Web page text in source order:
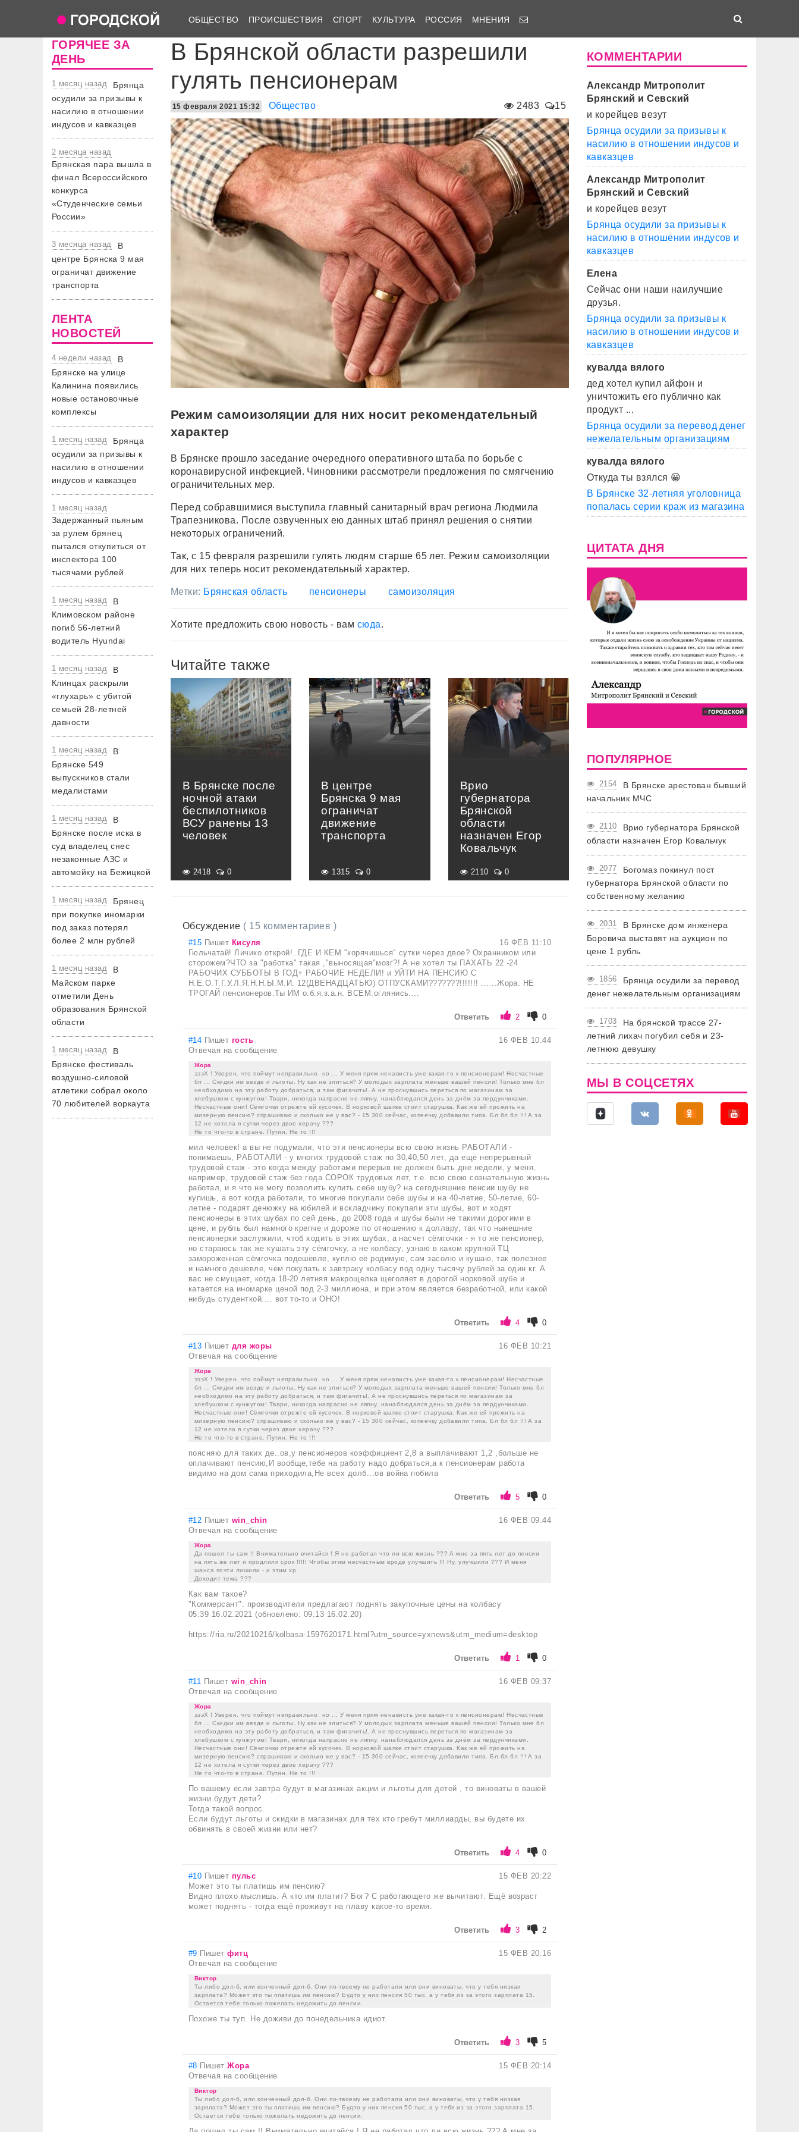
ОБЩЕСТВО ПРОИСШЕСТВИЯ СПОРТ КУЛЬТУРА РОССИЯ МНЕНИЯ
ГОРЯЧЕЕ ЗА
ДЕНЬ
1 месяц назад
Брянца
осудили за призывы к
насилию в отношении
индусов и кавказцев
2 месяца назад
Брянская пара вышла в
финал Всероссийского
конкурса
«Студенческие семьи
России»
3 месяца назад
В
центре Брянска 9 мая
ограничат движение
транспорта
ЛЕНТА
НОВОСТЕЙ
4 недели назад
В
Брянске на улице
Калинина появились
новые остановочные
комплексы
1 месяц назад
Брянца
осудили за призывы к
насилию в отношении
индусов и кавказцев
1 месяц назад
Задержанный пьяным
за рулем брянец
пытался откупиться от
инспектора 100
тысячами рублей
1 месяц назад
В
Климовском районе
погиб 56-летний
водитель Hyundai
1 месяц назад
В
Клинцах раскрыли
«глухарь» с убитой
семьей 28-летней
давности
1 месяц назад
В
Брянске 549
выпускников стали
медалистами
1 месяц назад
В
Брянске после иска в
суд владелец снес
незаконные АЗС и
автомойку на Бежицкой
1 месяц назад
Брянец
при покупке иномарки
под заказ потерял
более 2 млн рублей
1 месяц назад
В
Майском парке
отметили День
образования Брянской
области
1 месяц назад
В
Брянске фестиваль
воздушно-силовой
атлетики собрал около
70 любителей воркаута
В Брянской области разрешили
гулять пенсионерам
2483 15
15 февраля 2021 15:32 Общество
Режим самоизоляции для них носит рекомендательный
характер
В Брянске прошло заседание очередного оперативного штаба по борьбе с
коронавирусной инфекцией. Чиновники рассмотрели предложения по смягчению
ограничительных мер.
Перед собравшимися выступила главный санитарный врач региона Людмила
Трапезникова. После озвученных ею данных штаб принял решения о снятии
некоторых ограничений.
Так, с 15 февраля разрешили гулять людям старше 65 лет. Режим самоизоляции
для них теперь носит рекомендательный характер.
Метки: Брянская область пенсионеры самоизоляция
Хотите предложить свою новость - вам сюда.
Читайте также
В Брянске после
ночной атаки
беспилотников
ВСУ ранены 13
человек
2418 0
В центре
Брянска 9 мая
ограничат
движение
транспорта
1315 0
Врио
губернатора
Брянской
области
назначен Егор
Ковальчук
2110 0
Обсуждение ( 15 комментариев )
#15 Пишет Кисуля
16 ФЕВ 11:10
Гюльчатай! Личико открой!..ГДЕ И КЕМ "корячишься" сутки через двое? Охранником или
сторожем?ЧТО за "работка" такая ,"выносящая"мозг?! А не хотел ты ПАХАТЬ 22 -24
РАБОЧИХ СУББОТЫ В ГОД+ РАБОЧИЕ НЕДЕЛИ! и УЙТИ НА ПЕНСИЮ С
Н.Е.О.Т.Г.У.Л.Я.Н.Н.Ы.М.И. 12(ДВЕНАДЦАТЬЮ) ОТПУСКАМИ???????!!!!!!! ......Жора. НЕ
ТРОГАЙ пенсионеров.Ты ИМ о.б.я.з.а.н. ВСЕМ:оглянись....
Ответить 2 0
#14 Пишет гость
16 ФЕВ 10:44
Отвечая на сообщение
Жора
эээХ ! Уверен. что поймут неправильно. но ... У меня прям ненависть уже какая-то к пенсионерам! Несчастные
бл ... Скидки им везде и льготы. Ну как не злиться? У молодых зарплата меньше вашей пенсии! Только мне бл
необходимо на эту работу добраться, и там фигачить!. А не проснувшись переться по магазинам за
хлебушком с кунжутом! Твари, никогда напрасно не ляпну, нанаблюдался день за днём за пердунчиками.
Несчастные они! Сёмгочки отрежте ей кусочек. В норковой шапке стоит старушка. Как же ей прожить на
мизерную пенсию? спрашиваю и сколько же у вас? - 15 300 сейчас, копеечку добавили типа. Бл бл бл !!! А за
12 не хотела я сутки через двое херачу ???
Не то что-то в стране. Путин. Не то !!!
мил человек! а вы не подумали, что эти пенсионеры всю свою жизнь РАБОТАЛИ -
понимаешь, РАБОТАЛИ - у многих трудовой стаж по 30,40,50 лет, да ещё непрерывный
трудовой стаж - это когда между работами перерыв не должен быть дне недели, у меня,
например, трудовой стаж без года СОРОК трудовых лет, т.е. всю свою сознательную жизнь
работал, и я что не могу позволить купить себе шубу? на сегодняшние пенсии шубу не
купишь, а вот когда работали, то многие покупали себе шубы и на 40-летие, 50-летие, 60-
летие - подарят денюжку на юбилей и вскладчину покупали эти шубы, вот и ходят
пенсионеры в этих шубах по сей день, до 2008 года и шубы были не такими дорогими в
цене, и рубль был намного крепче и дороже по отношению к доллару, так что нынешние
пенсионерки заслужили, чтоб ходить в этих шубах, а насчет сёмгочки - я то же пенсионер,
но стараюсь так же кушать эту сёмгочку, а не колбасу, узнаю в каком крупной ТЦ
замороженная сёмгочка подешевле, куплю её родимую, сам засолю и кушаю, так полезнее
и намного дешевле, чем покупать к завтраку колбасу под одну тысячу рублей за один кг. А
вас не смущает, когда 18-20 летняя макрощелка щеголяет в дорогой норковой шубе и
катается на иномарке ценой под 2-3 миллиона, и при этом является безработной, или какой
нибудь студенткой.... вот то-то и ОНО!
Ответить 4 0
#13 Пишет для жоры
16 ФЕВ 10:21
Отвечая на сообщение
Жора
эээХ ! Уверен. что поймут неправильно. но ... У меня прям ненависть уже какая-то к пенсионерам! Несчастные
бл ... Скидки им везде и льготы. Ну как не злиться? У молодых зарплата меньше вашей пенсии! Только мне бл
необходимо на эту работу добраться, и там фигачить!. А не проснувшись переться по магазинам за
хлебушком с кунжутом! Твари, никогда напрасно не ляпну, нанаблюдался день за днём за пердунчиками.
Несчастные они! Сёмгочки отрежте ей кусочек. В норковой шапке стоит старушка. Как же ей прожить на
мизерную пенсию? спрашиваю и сколько же у вас? - 15 300 сейчас, копеечку добавили типа. Бл бл бл !!! А за
12 не хотела я сутки через двое херачу ???
Не то что-то в стране. Путин. Не то !!!
поясняю для таких де..ов,у пенсионеров коэффициент 2,8 а выплачивают 1,2 ,больше не
оплачивают пенсию,И вообще,тебе на работу надо добраться,а к пенсионерам работа
видимо на дом сама приходила,Не всех долб...ов война побила
Ответить 5 0
#12 Пишет win_chin
16 ФЕВ 09:44
Отвечая на сообщение
Жора
Да пошел ты сам !! Внимательно вчитайся ! Я не работал что ли всю жизнь ??? А мне за пять лет до пенсии
на пять же лет и продлили срок !!!!! Чтобы этим несчастным вроде улучшить !!! Ну, улучшили ??? И меня
шанса почти лишили - и этим хр.
Доходит тема ???
Как вам такое?
"Коммерсант": производители предлагают поднять закупочные цены на колбасу
05:39 16.02.2021 (обновлено: 09:13 16.02.20)
https://ria.ru/20210216/kolbasa-1597620171.html?utm_source=yxnews&utm_medium=desktop
Ответить 1 0
#11 Пишет win_chin
16 ФЕВ 09:37
Отвечая на сообщение
Жора
эээХ ! Уверен. что поймут неправильно. но ... У меня прям ненависть уже какая-то к пенсионерам! Несчастные
бл ... Скидки им везде и льготы. Ну как не злиться? У молодых зарплата меньше вашей пенсии! Только мне бл
необходимо на эту работу добраться, и там фигачить!. А не проснувшись переться по магазинам за
хлебушком с кунжутом! Твари, никогда напрасно не ляпну, нанаблюдался день за днём за пердунчиками.
Несчастные они! Сёмгочки отрежте ей кусочек. В норковой шапке стоит старушка. Как же ей прожить на
мизерную пенсию? спрашиваю и сколько же у вас? - 15 300 сейчас, копеечку добавили типа. Бл бл бл !!! А за
12 не хотела я сутки через двое херачу ???
Не то что-то в стране. Путин. Не то !!!
По вашему если завтра будут в магазинах акции и льготы для детей , то виноваты в вашей
жизни будут дети?
Тогда такой вопрос.
Если будут льготы и скидки в магазинах для тех кто гребут миллиарды, вы будете их
обвинять в своей жизни или нет?
Ответить 4 0
#10 Пишет пульс
15 ФЕВ 20:22
Может это ты платишь им пенсию?
Видно плохо мыслишь. А кто им платит? Бог? С работающего же вычитают. Ещё возраст
может поднять - тогда ещё проживут на плаву какое-то время.
Ответить 3 2
#9 Пишетфитц
15 ФЕВ 20:16
Отвечая на сообщение
Виктор
Ты либо дол-б, или конченный дол-б. Они по-твоему не работали или они виноваты, что у тебя низкая
зарплата? Может это ты платишь им пенсию? Будто у них пенсия 50 тыс, а у тебя из за этого зарплата 15.
Остается тебе только пожелать недожить до пенсии.
Похоже ты туп. Не доживи до понедельника идиот.
Ответить 3 5
#8 ПишетЖора
15 ФЕВ 20:14
Отвечая на сообщение
Виктор
Ты либо дол-б, или конченный дол-б. Они по-твоему не работали или они виноваты, что у тебя низкая
зарплата? Может это ты платишь им пенсию? Будто у них пенсия 50 тыс, а у тебя из за этого зарплата 15.
Остается тебе только пожелать недожить до пенсии.
КОММЕНТАРИИ
Александр Митрополит
Брянский и Севский
и корейцев везут
Брянца осудили за призывы к
насилию в отношении индусов и
кавказцев
Александр Митрополит
Брянский и Севский
и корейцев везут
Брянца осудили за призывы к
насилию в отношении индусов и
кавказцев
Елена
Сейчас они наши наилучшие
друзья.
Брянца осудили за призывы к
насилию в отношении индусов и
кавказцев
кувалда вялого
дед хотел купил айфон и
уничтожить его публично как
продукт ...
Брянца осудили за перевод денег
нежелательным организациям
кувалда вялого
Откуда ты взялся 😀
В Брянске 32-летняя уголовница
попалась серии краж из магазина
ЦИТАТА ДНЯ
ПОПУЛЯРНОЕ
2154
В Брянске арестован бывший
начальник МЧС
2110
Врио губернатора Брянской
области назначен Егор Ковальчук
2077
Богомаз покинул пост
губернатора Брянской области по
собственному желанию
2031
В Брянске дом инженера
Боровича выставят на аукцион по
цене 1 рубль
1856
Брянца осудили за перевод
денег нежелательным организациям
1703
На брянской трассе 27-
летний лихач погубил себя и 23-
летнюю девушку
МЫ В СОЦСЕТЯХ